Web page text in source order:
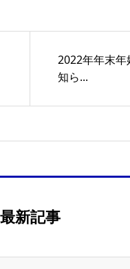
2022年年末
知ら...
最新記事